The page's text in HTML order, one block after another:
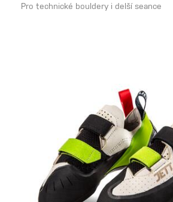
Pro technické bouldery i delší seance